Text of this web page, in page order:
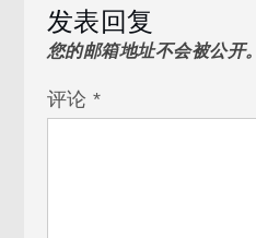
发表回复
您的邮箱地址不会被公开。
评论*